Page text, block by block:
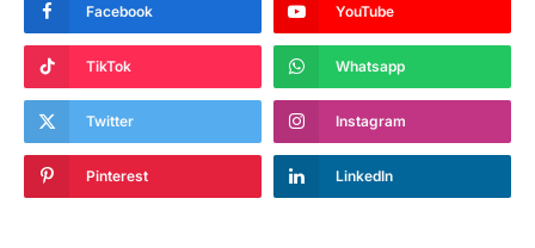
Facebook YouTube
TikTok Whatsapp
Twitter Instagram
Pinterest LinkedIn